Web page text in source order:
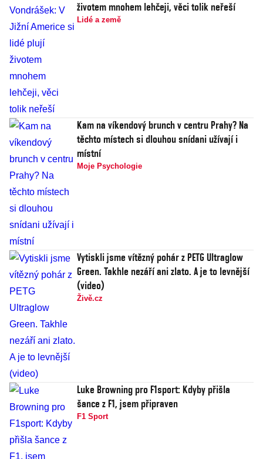
životem mnohem lehčeji, věci tolik neřeší
Lidé a země
Kam na víkendový brunch v centru Prahy? Na
těchto místech si dlouhou snídani užívají i
místní
Moje Psychologie
Vytiskli jsme vítězný pohár z PETG Ultraglow
Green. Takhle nezáří ani zlato. A je to levnější
(video)
Živě.cz
Luke Browning pro F1sport: Kdyby přišla
šance z F1, jsem připraven
F1 Sport